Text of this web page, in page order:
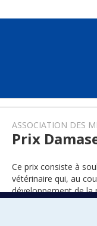
ASSOCIATION DES
Prix
Ce prix consiste à
vétérinaire qui, au
développement de la